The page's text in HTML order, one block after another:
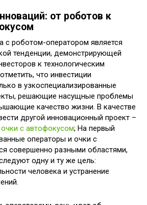
от роботов к
с роботом-оператором является
тенденции, демонстрирующей
к технологическим
что инвестиции
в узкоспециализированные
решающие насущные проблемы
качество жизни. В качестве
другой инновационный проект –
очки с автофокусом; На первый
операторы и очки с
совершенно разными областями,
одну и ту же цель:
человека и устранение